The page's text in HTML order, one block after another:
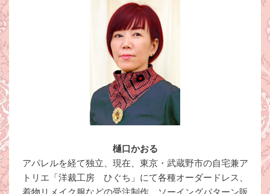
樋口かおる
アパレルを経て独立、現在、東京・武蔵野市の自宅兼ア
トリエ「洋裁工房 ひぐち」にて各種オーダードレス、